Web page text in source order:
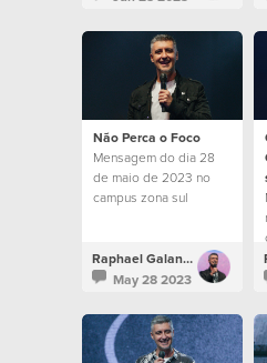
Não Perca o Foco
Mensagem do dia 28
de maio de 2023 no
campus zona sul
Raphael Galante
May 28 2023